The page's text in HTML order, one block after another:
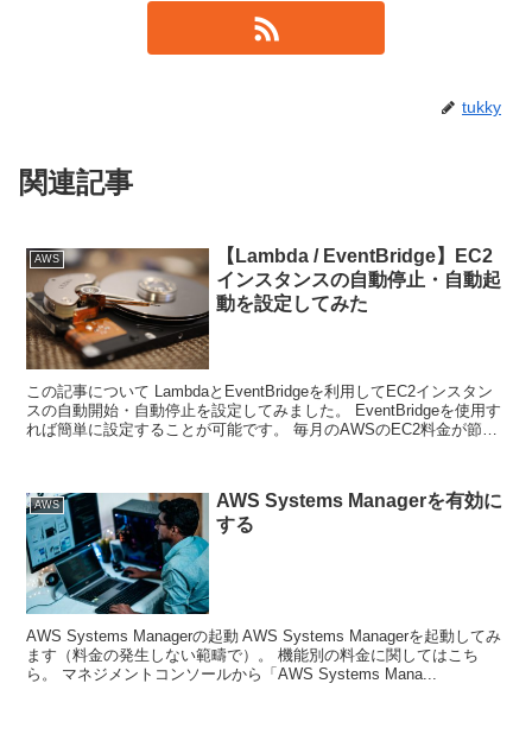
tukky
関連記事
AWS
【Lambda / EventBridge】EC2
インスタンスの自動停止・自動起
動を設定してみた
この記事について LambdaとEventBridgeを利用してEC2インスタン
スの自動開始・自動停止を設定してみました。 EventBridgeを使用す
れば簡単に設定することが可能です。 毎月のAWSのEC2料金が節約
AWS
AWS Systems Managerを有効に
する
AWS Systems Managerの起動 AWS Systems Managerを起動してみ
ます（料金の発生しない範疇で）。 機能別の料金に関してはこち
ら。 マネジメントコンソールから「AWS Systems Mana...